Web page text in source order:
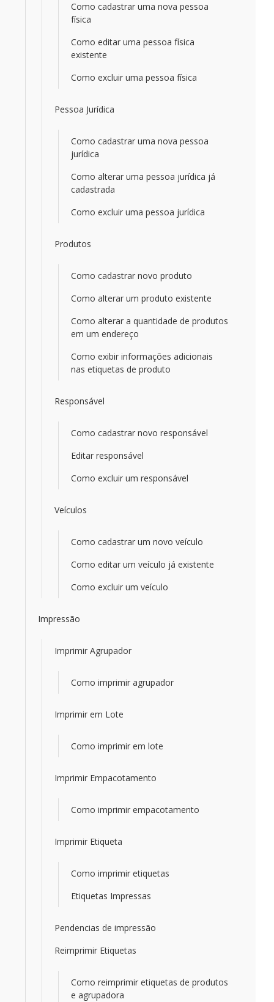
Como cadastrar uma nova pessoa
física
Como editar uma pessoa física
existente
Como excluir uma pessoa física
Pessoa Jurídica
Como cadastrar uma nova pessoa
jurídica
Como alterar uma pessoa jurídica já
cadastrada
Como excluir uma pessoa jurídica
Produtos
Como cadastrar novo produto
Como alterar um produto existente
Como alterar a quantidade de produtos
em um endereço
Como exibir informações adicionais
nas etiquetas de produto
Responsável
Como cadastrar novo responsável
Editar responsável
Como excluir um responsável
Veículos
Como cadastrar um novo veículo
Como editar um veículo já existente
Como excluir um veículo
Impressão
Imprimir Agrupador
Como imprimir agrupador
Imprimir em Lote
Como imprimir em lote
Imprimir Empacotamento
Como imprimir empacotamento
Imprimir Etiqueta
Como imprimir etiquetas
Etiquetas Impressas
Pendencias de impressão
Reimprimir Etiquetas
Como reimprimir etiquetas de produtos
e agrupadora